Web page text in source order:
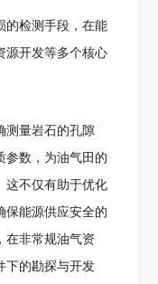
的检测手段，在能
源开发等多个核心
测量岩石的孔隙
参数，为油气田的
这不仅有助于优化
保能源供应安全的
在非常规油气资
下的勘探与开发